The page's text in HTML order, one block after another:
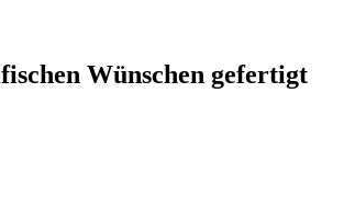
Wünschen gefertigt